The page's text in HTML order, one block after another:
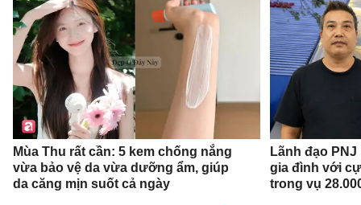
Mùa Thu rất cần: 5 kem chống nắng
vừa bảo vệ da vừa dưỡng ẩm, giúp
da căng mịn suốt cả ngày
Lãnh đạo
gia đình với
trong vụ